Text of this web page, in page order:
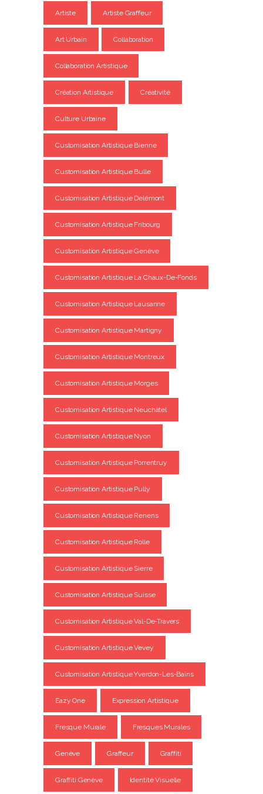
Artiste Artiste Graffeur
Art Urbain Collaboration
Collaboration Artistique
Création Artistique Créativité
Culture Urbaine
Customisation Artistique Bienne
Customisation Artistique Bulle
Customisation Artistique Delémont
Customisation Artistique Fribourg
Customisation Artistique Genève
Customisation Artistique La Chaux-De-Fonds
Customisation Artistique Lausanne
Customisation Artistique Martigny
Customisation Artistique Montreux
Customisation Artistique Morges
Customisation Artistique Neuchâtel
Customisation Artistique Nyon
Customisation Artistique Porrentruy
Customisation Artistique Pully
Customisation Artistique Renens
Customisation Artistique Rolle
Customisation Artistique Sierre
Customisation Artistique Suisse
Customisation Artistique Val-De-Travers
Customisation Artistique Vevey
Customisation Artistique Yverdon-Les-Bains
Eazy One Expression Artistique
Fresque Murale Fresques Murales
Genève Graffeur Graffiti
Graffiti Genève Identité Visuelle